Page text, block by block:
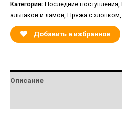
Категории: Последние поступления,
альпакой и ламой, Пряжа с хлопком,
Добавить в избранное
Описание